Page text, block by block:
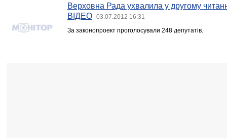
Верховна Рада ухвалила у другому
ВІДЕО
03.07.2012 16:31
За законопроект проголосували 248 депутатів.